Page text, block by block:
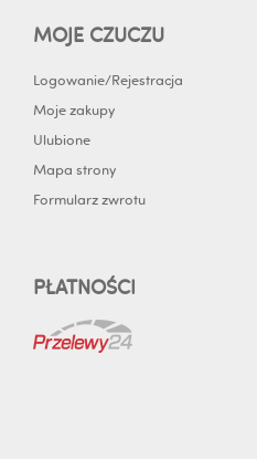
MOJE CZUCZU
Logowanie/Rejestracja
Moje zakupy
Ulubione
Mapa strony
Formularz zwrotu
PŁATNOŚCI